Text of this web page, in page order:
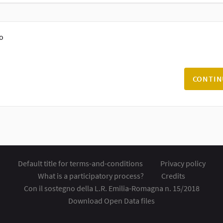
Default title for terms-and-conditions
Privacy policy
What is a participatory process?
Credits
Con il sostegno della L.R. Emilia-Romagna n. 15/2018
Download Open Data files